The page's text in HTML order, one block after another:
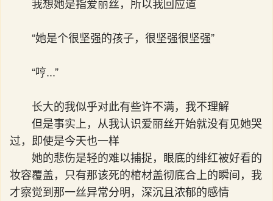
我想她是指爱丽丝，所以我回应道
“她是个很坚强的孩子，很坚强很坚强”
“哼...”
长大的我似乎对此有些许不满，我不理解
但是事实上，从我认识爱丽丝开始就没有见她哭
过，即使是今天也一样
她的悲伤是轻的难以捕捉，眼底的绯红被好看的
妆容覆盖，只有那该死的棺材盖彻底合上的瞬间，我
才察觉到那一丝异常分明，深沉且浓郁的感情